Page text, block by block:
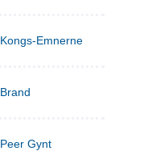
Kongs-Emnerne
Brand
Peer Gynt